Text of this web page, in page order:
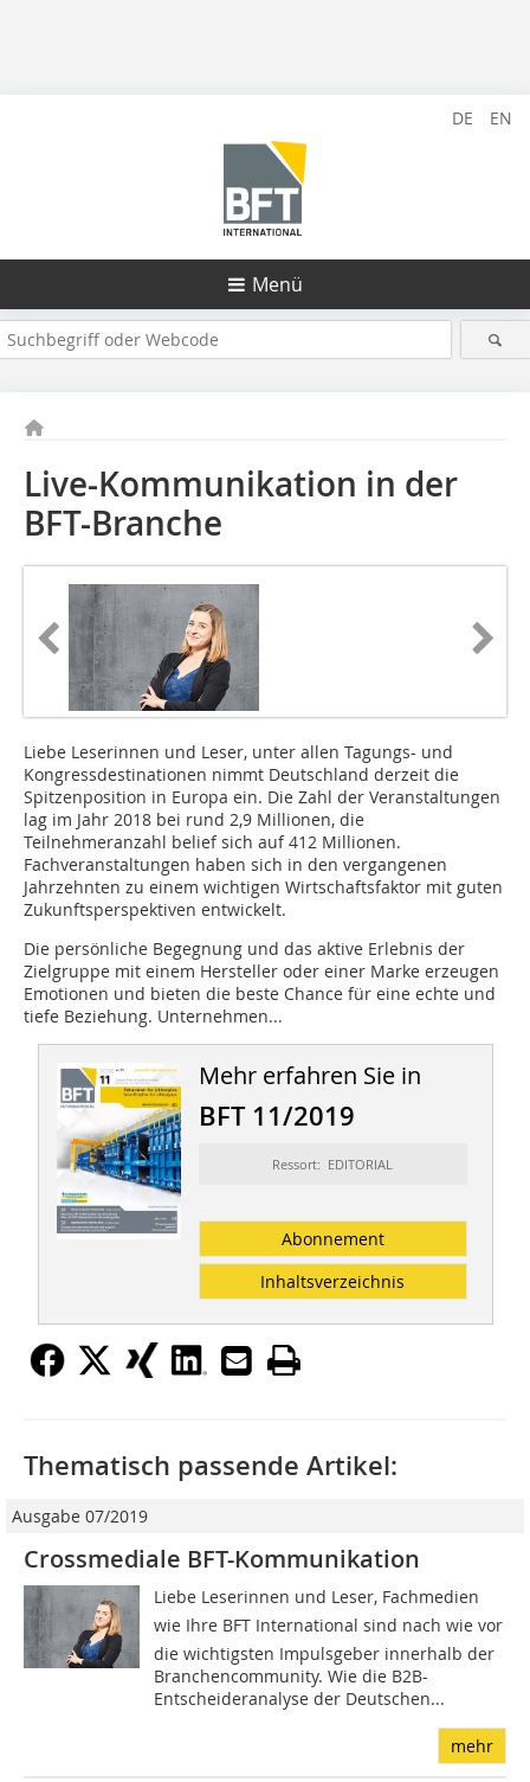
DE EN
Menü
Live-Kommunikation in der
BFT-Branche
Liebe Leserinnen und Leser, unter allen Tagungs- und
Kongressdestinationen nimmt Deutschland derzeit die
Spitzenposition in Europa ein. Die Zahl der Veranstaltungen
lag im Jahr 2018 bei rund 2,9 Millionen, die
Teilnehmeranzahl belief sich auf 412 Millionen.
Fachveranstaltungen haben sich in den vergangenen
Jahrzehnten zu einem wichtigen Wirtschaftsfaktor mit guten
Zukunftsperspektiven entwickelt.
Die persönliche Begegnung und das aktive Erlebnis der
Zielgruppe mit einem Hersteller oder einer Marke erzeugen
Emotionen und bieten die beste Chance für eine echte und
tiefe Beziehung. Unternehmen...
Mehr erfahren Sie in
BFT 11/2019
Ressort: EDITORIAL
Abonnement
Inhaltsverzeichnis
Thematisch passende Artikel:
Ausgabe 07/2019
Crossmediale BFT-Kommunikation
Liebe Leserinnen und Leser, Fachmedien 
wie Ihre BFT International sind nach wie vor
die wichtigsten Impulsgeber innerhalb der
Branchencommunity. Wie die B2B-
Entscheideranalyse der Deutschen...
mehr